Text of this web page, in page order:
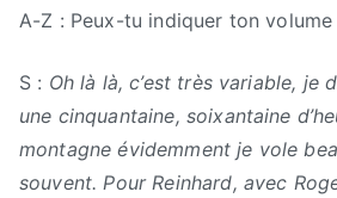
A-Z : Peux-tu indiquer ton volume
S : Oh là là, c’est très variable, je
une cinquantaine, soixantaine
montagne évidemment je vole
souvent. Pour Reinhard, avec